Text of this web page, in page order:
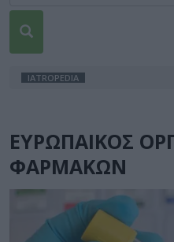
IATROPEDIA
ΕΥΡΩΠΑΙΚΟΣ
ΦΑΡΜΑΚΩΝ